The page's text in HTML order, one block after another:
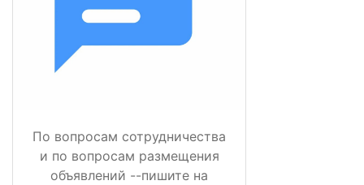
По вопросам сотрудничества
и по вопросам размещения
объявлений --пишите на